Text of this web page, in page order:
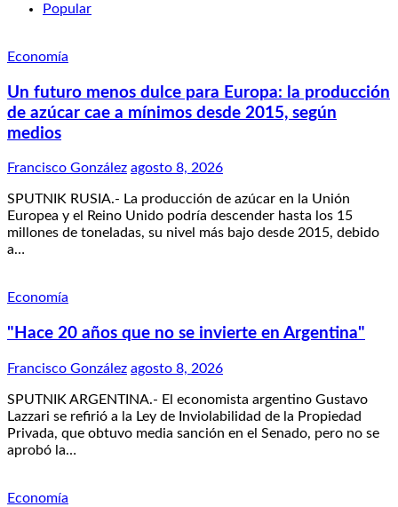
Popular
Economía
Un futuro menos dulce para Europa: la producción
de azúcar cae a mínimos desde 2015, según
medios
Francisco González agosto 8, 2026
SPUTNIK RUSIA.- La producción de azúcar en la Unión
Europea y el Reino Unido podría descender hasta los 15
millones de toneladas, su nivel más bajo desde 2015, debido
a…
Economía
"Hace 20 años que no se invierte en Argentina"
Francisco González agosto 8, 2026
SPUTNIK ARGENTINA.- El economista argentino Gustavo
Lazzari se refirió a la Ley de Inviolabilidad de la Propiedad
Privada, que obtuvo media sanción en el Senado, pero no se
aprobó la…
Economía